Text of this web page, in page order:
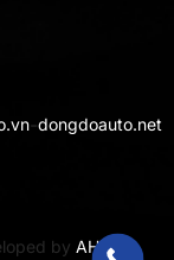
-dongdoauto.net
by AHIT